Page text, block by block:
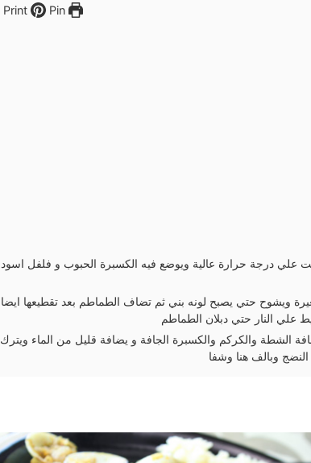
Print
Pin
علي درجة حرارة عالية ويوضع فيه الكسبرة الحبوب و فلفل اسود
ويشوح حتي يصبح لونه بني ثم تضاف الطماطم بعد تقطيعها ايضا
علي النار حتي دبلان الطماطم
الشطة والكركم والكسبرة الجافة و يضافة قليل من الماء ويترك
وبالف هنا وشفا